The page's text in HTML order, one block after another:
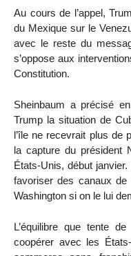
Au cours de l’appel,
du Mexique sur le
avec le reste du
s’oppose aux
Constitution.
Sheinbaum a précisé
Trump la situation de
l’île ne recevrait plus de
la capture du président
États-Unis, début
favoriser des canaux
Washington si on le lui
L’équilibre que tente
coopérer avec les